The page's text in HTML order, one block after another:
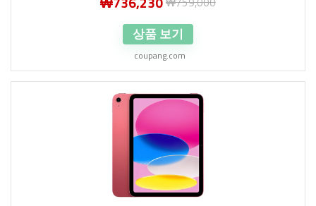
상품 보기
coupang.com